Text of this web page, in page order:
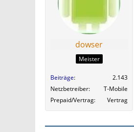
dowser
Meister
Beiträge
2.143
Netzbetreiber
T-Mobile
Prepaid/Vertrag
Vertrag